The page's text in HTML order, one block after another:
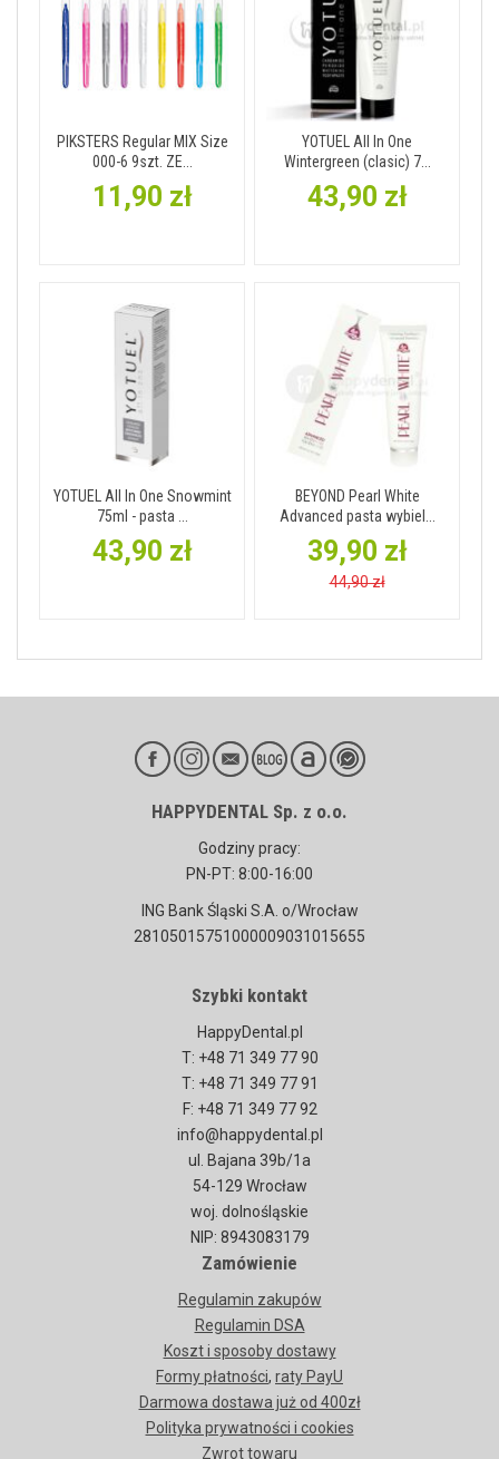
PIKSTERS Regular MIX Size
000-6 9szt. ZE...
11,90 zł
YOTUEL All In One
Wintergreen (clasic) 7...
43,90 zł
YOTUEL All In One Snowmint
75ml - pasta ...
43,90 zł
BEYOND Pearl White
Advanced pasta wybiel...
39,90 zł
44,90 zł
HAPPYDENTAL Sp. z o.o.
Godziny pracy:
PN-PT: 8:00-16:00
ING Bank Śląski S.A. o/Wrocław
28105015751000009031015655
Szybki kontakt
HappyDental.pl
T: +48 71 349 77 90
T: +48 71 349 77 91
F: +48 71 349 77 92
info@happydental.pl
ul. Bajana 39b/1a
54-129 Wrocław
woj. dolnośląskie
NIP: 8943083179
Zamówienie
Regulamin zakupów
Regulamin DSA
Koszt i sposoby dostawy
Formy płatności, raty PayU
Darmowa dostawa już od 400zł
Polityka prywatności i cookies
Zwrot towaru